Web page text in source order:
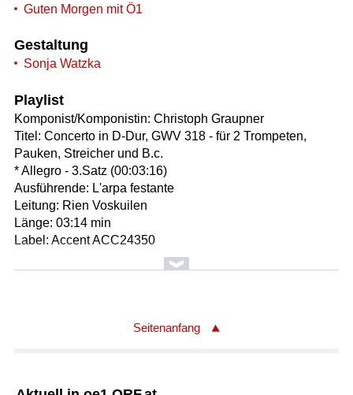
Guten Morgen mit Ö1
Gestaltung
Sonja Watzka
Playlist
Komponist/Komponistin: Christoph Graupner
Titel: Concerto in D-Dur, GWV 318 - für 2 Trompeten,
Pauken, Streicher und B.c.
* Allegro - 3.Satz (00:03:16)
Ausführende: L'arpa festante
Leitung: Rien Voskuilen
Länge: 03:14 min
Label: Accent ACC24350
Komponist/Komponistin: Franz Liszt
Seitenanfang